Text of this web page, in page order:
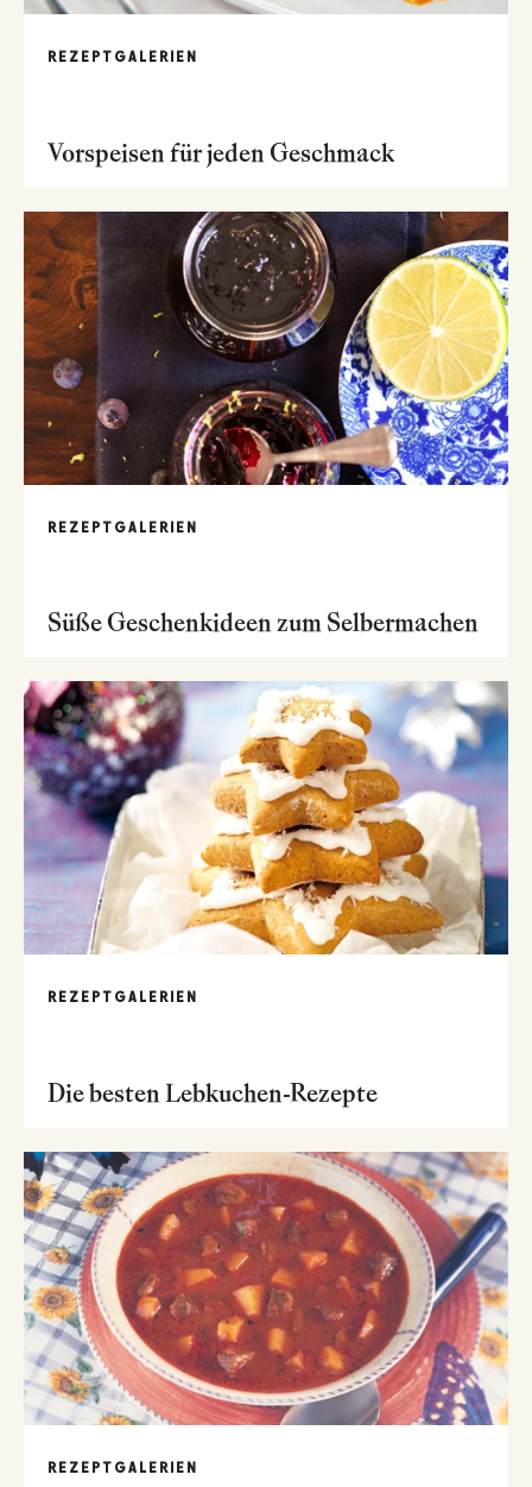
REZEPTGALERIEN
Vorspeisen für jeden Geschmack
REZEPTGALERIEN
Süße Geschenkideen zum Selbermachen
REZEPTGALERIEN
Die besten Lebkuchen-Rezepte
REZEPTGALERIEN